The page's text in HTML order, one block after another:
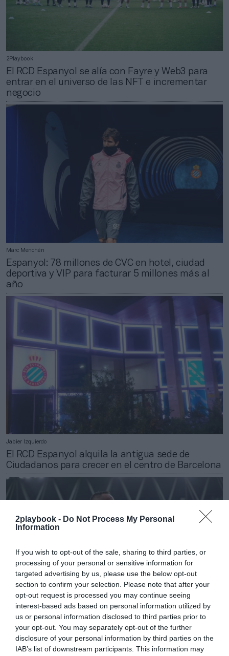
2playbook - Do Not Process My Personal
Information
If you wish to opt-out of the sale, sharing to third parties, or
processing of your personal or sensitive information for
targeted advertising by us, please use the below opt-out
section to confirm your selection. Please note that after your
opt-out request is processed you may continue seeing
interest-based ads based on personal information utilized by
us or personal information disclosed to third parties prior to
your opt-out. You may separately opt-out of the further
disclosure of your personal information by third parties on the
IAB’s list of downstream participants. This information may
2Playbook
El RCD Espanyol se alía con Fayre y Web3 para
entrar en el universo de las NFT e incrementar
negocio
Marc Menchén
Espanyol: 78 millones de CVC en hotel, ciudad
deportiva y VIP para facturar 5 millones más al
año
Jabier Izquierdo
El RCD Espanyol alquila la antigua sede de
Ciudadanos para crecer en el centro de Barcelona
El RCD Espanyol asume pérdidas de 20 millones
en dos años para consolidarse de nuevo en